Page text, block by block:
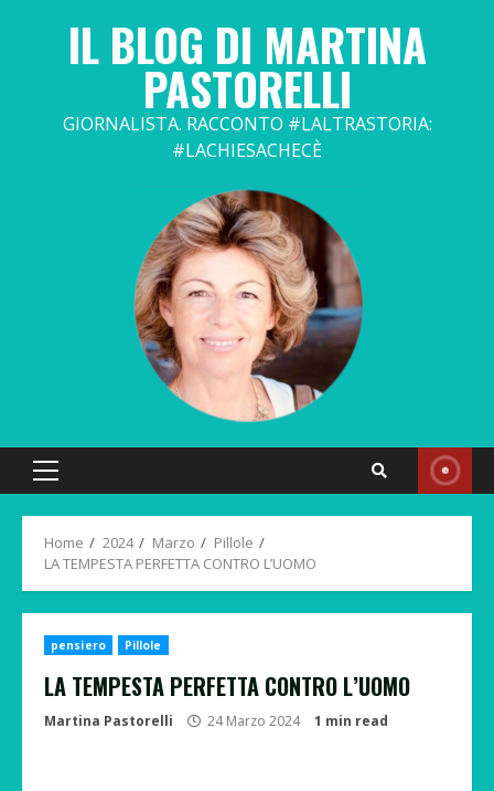
IL BLOG DI MARTINA
PASTORELLI
GIORNALISTA. RACCONTO #LALTRASTORIA:
#LACHIESACHECÈ
Primary
Home 2024 Marzo
Pillole
LA TEMPESTA PERFETTA CONTRO L’UOMO
pensiero Pillole
LA TEMPESTA PERFETTA CONTRO L’UOMO
Martina Pastorelli 24 Marzo 2024 1 min read